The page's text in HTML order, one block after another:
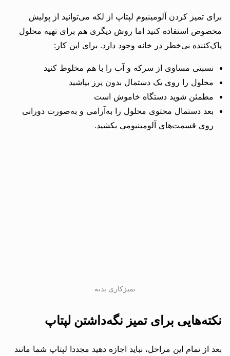
برای تمیز کردن آلومینیوم لپتاپ از لکه می‌توانید از پولیش
مخصوص استفاده کنید اما روش دیگری هم برای تهیه محلول
پا‌ک‌کننده بی‌خطر در خانه وجود دارد. برای این کار:
نسبتی مساوی از سرکه و آب را با هم مخلوط کنید
محلول را روی یک دستمال بدون پرز بپاشید
مطمئن شوید دستگاه خاموش است
بعد دستمال محتوی محلول را به‌آرامی و به‌صورت دورانی
روی قسمت‌های آلومینیومی بکشید.
تمیزکاری بدنه
نکته‌هایی برای تمیز نگه‌داشتن لپتاپ
بعد از تمام این مراحل، نباید اجازه دهید مجددا لپتاپ شما مانند